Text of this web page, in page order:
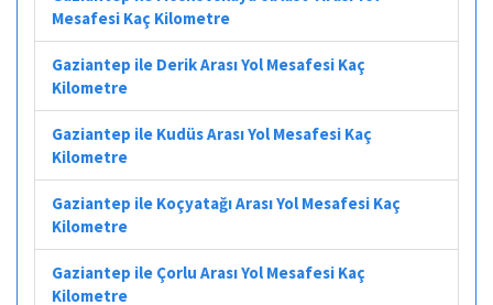
Mesafesi Kaç Kilometre
Gaziantep ile Derik Arası Yol Mesafesi Kaç
Kilometre
Gaziantep ile Kudüs Arası Yol Mesafesi Kaç
Kilometre
Gaziantep ile Koçyatağı Arası Yol Mesafesi Kaç
Kilometre
Gaziantep ile Çorlu Arası Yol Mesafesi Kaç
Kilometre